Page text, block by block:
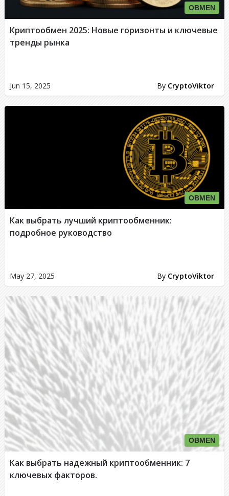
OBMEN
Jun 15, 2025 By CryptoViktor
Криптообмен 2025: Новые горизонты и ключевые
тренды рынка
OBMEN
May 27, 2025 By CryptoViktor
Как выбрать лучший криптообменник:
подробное руководство
OBMEN
Как выбрать надежный криптообменник: 7
ключевых факторов.